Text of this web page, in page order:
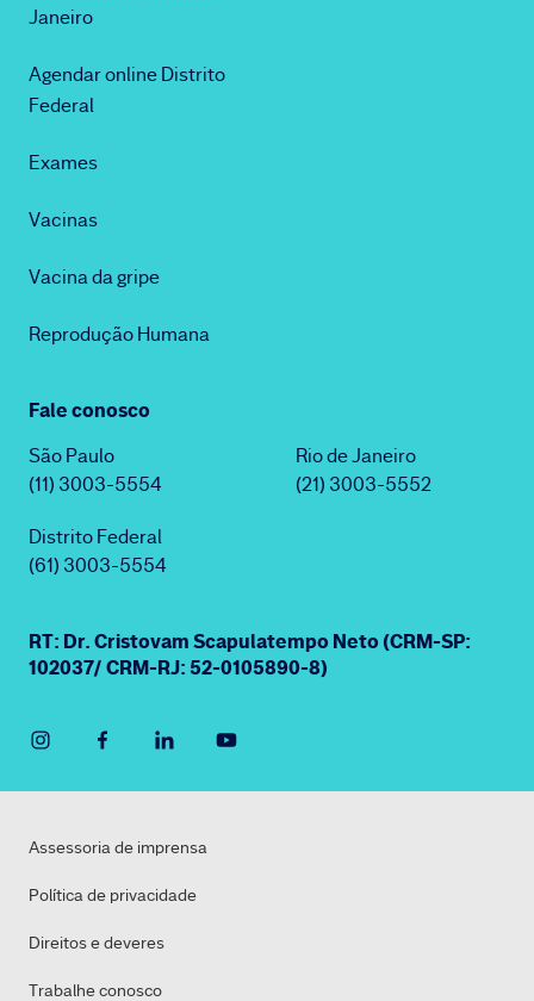
Janeiro
Agendar online Distrito
Federal
Exames
Vacinas
Vacina da gripe
Reprodução Humana
Fale conosco
São Paulo
(11) 3003-5554
Rio de Janeiro
(21) 3003-5552
Distrito Federal
(61) 3003-5554
RT: Dr. Cristovam Scapulatempo Neto (CRM-SP:
102037/ CRM-RJ: 52-0105890-8)
Assessoria de imprensa
Política de privacidade
Direitos e deveres
Trabalhe conosco